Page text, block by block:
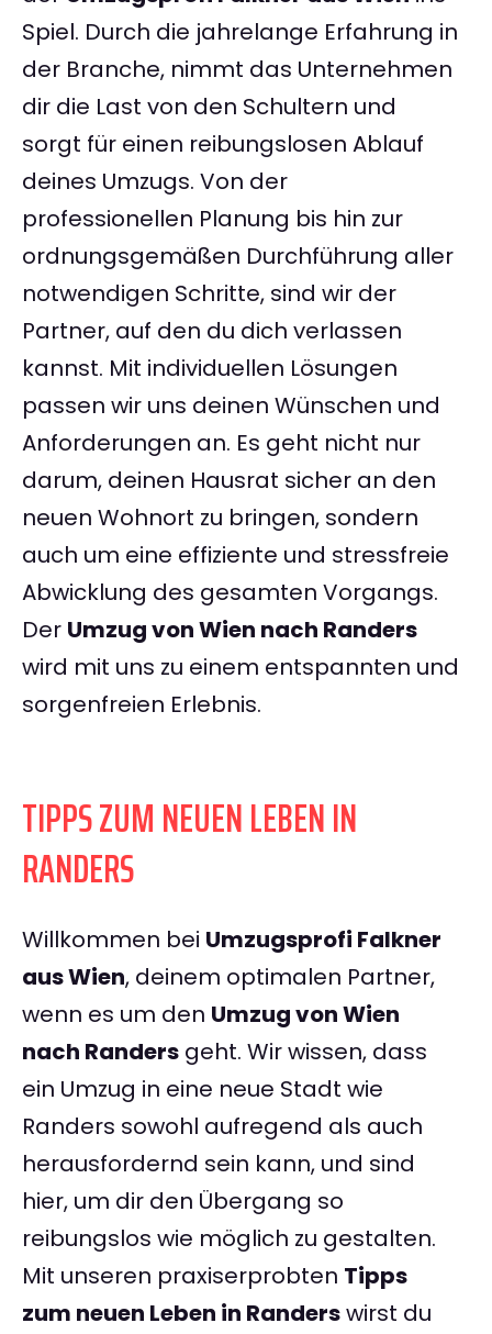
Spiel. Durch die jahrelange Erfahrung in
der Branche, nimmt das Unternehmen
dir die Last von den Schultern und
sorgt für einen reibungslosen Ablauf
deines Umzugs. Von der
professionellen Planung bis hin zur
ordnungsgemäßen Durchführung aller
notwendigen Schritte, sind wir der
Partner, auf den du dich verlassen
kannst. Mit individuellen Lösungen
passen wir uns deinen Wünschen und
Anforderungen an. Es geht nicht nur
darum, deinen Hausrat sicher an den
neuen Wohnort zu bringen, sondern
auch um eine effiziente und stressfreie
Abwicklung des gesamten Vorgangs.
Der Umzug von Wien nach Randers
wird mit uns zu einem entspannten und
sorgenfreien Erlebnis.
TIPPS ZUM NEUEN LEBEN IN
RANDERS
Willkommen bei Umzugsprofi Falkner
aus Wien, deinem optimalen Partner,
wenn es um den Umzug von Wien
nach Randers geht. Wir wissen, dass
ein Umzug in eine neue Stadt wie
Randers sowohl aufregend als auch
herausfordernd sein kann, und sind
hier, um dir den Übergang so
reibungslos wie möglich zu gestalten.
Mit unseren praxiserprobten Tipps
zum neuen Leben in Randerswirst du